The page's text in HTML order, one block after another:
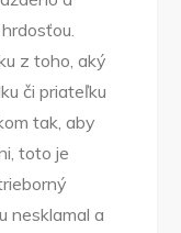
z toho, aký
či priateľku
tak, aby
toto je
nesklamal a